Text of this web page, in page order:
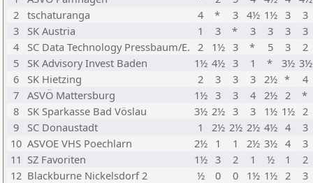
2 tschaturanga 4 * 3 4½ 1½ 3
3
3
SK Austria 1 3 * 3 3 3
3
4
SC Data Technology Pressbaum/E. 2 1½ 3 * 5 3
2
5
SK Advisory Invest Baden 1½ 4½ 3 1 * 3½ 3½
6
SK Hietzing 2 3 3 3 2½ *
4
7 ASVÖ Mattersburg 1½ 3 3 4 2½ 2
*
8
SK Sparkasse Bad Vöslau 3½ 2½ 3 3 1½ 1½ 2
9
SC Donaustadt 1 2½ 2½ 2½ 4½ 4
3
10 ASVOE VHS Poechlarn 2½ 1 1 2½ 3½ 4
3
11 SZ Favoriten 1½ 3 2 1 ½ 1
2
12 Blackburne Nickelsdorf 2 ½ 0 0 1½ 1½ 2
3